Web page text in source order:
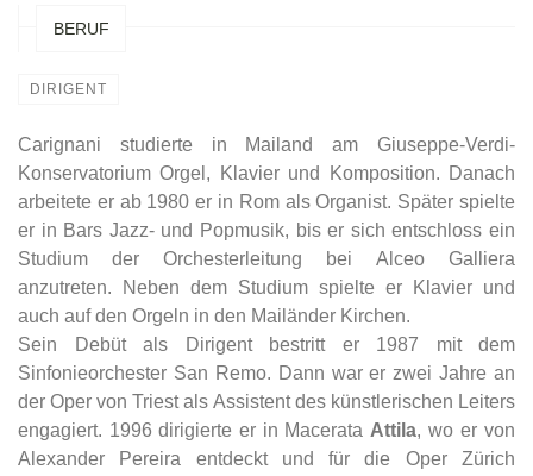
BERUF
DIRIGENT
Carignani studierte in Mailand am Giuseppe-Verdi-
Konservatorium Orgel, Klavier und Komposition. Danach
arbeitete er ab 1980 er in Rom als Organist. Später spielte
er in Bars Jazz- und Popmusik, bis er sich entschloss ein
Studium der Orchesterleitung bei Alceo Galliera
anzutreten. Neben dem Studium spielte er Klavier und
auch auf den Orgeln in den Mailänder Kirchen.
Sein Debüt als Dirigent bestritt er 1987 mit dem
Sinfonieorchester San Remo. Dann war er zwei Jahre an
der Oper von Triest als Assistent des künstlerischen Leiters
engagiert. 1996 dirigierte er in Macerata Attila, wo er von
Alexander Pereira entdeckt und für die Oper Zürich